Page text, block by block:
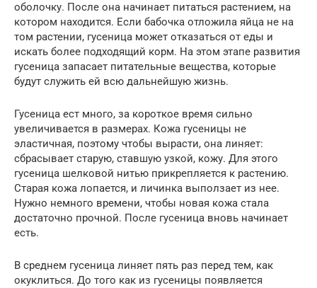
оболочку. После она начинает питаться растением, на
котором находится. Если бабочка отложила яйца не на
том растении, гусеница может отказаться от еды и
искать более подходящий корм. На этом этапе развития
гусеница запасает питательные вещества, которые
будут служить ей всю дальнейшую жизнь.
Гусеница ест много, за короткое время сильно
увеличивается в размерах. Кожа гусеницы не
эластичная, поэтому чтобы вырасти, она линяет:
сбрасывает старую, ставшую узкой, кожу. Для этого
гусеница шелковой нитью прикрепляется к растению.
Старая кожа лопается, и личинка выползает из нее.
Нужно немного времени, чтобы новая кожа стала
достаточно прочной. После гусеница вновь начинает
есть.
В среднем гусеница линяет пять раз перед тем, как
окуклиться. До того как из гусеницы появляется